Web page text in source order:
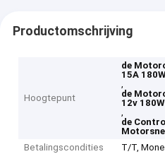
Productomschrijving
Hoogtepunt
de
15A
,
de
12v
,
de
Betalingscondities
T/T,